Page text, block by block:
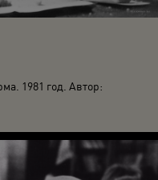
1981 год. Автор: